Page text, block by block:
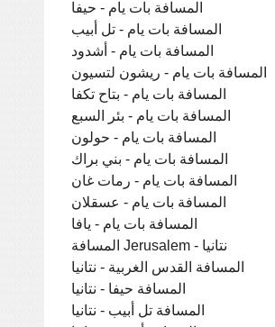
المسافة بات يام - حيفا
المسافة بات يام - تل أبيب
المسافة بات يام - أشدود
المسافة بات يام - ريشون لتسيون
المسافة بات يام - بتاح تكفا
المسافة بات يام - بئر السبع
المسافة بات يام - حولون
المسافة بات يام - بني براك
المسافة بات يام - رمات غان
المسافة بات يام - عسقلان
المسافة بات يام - يافا
المسافة Jerusalem - نتانيا
المسافة القدس الغربية - نتانيا
المسافة حيفا - نتانيا
المسافة تل أبيب - نتانيا